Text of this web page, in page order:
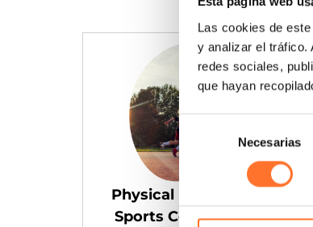
Las cookies de
y analizar el tráfico.
redes sociales,
que hayan
Selección
de
consentimiento
Necesarias
Physical Education &
Sports Coaching BA